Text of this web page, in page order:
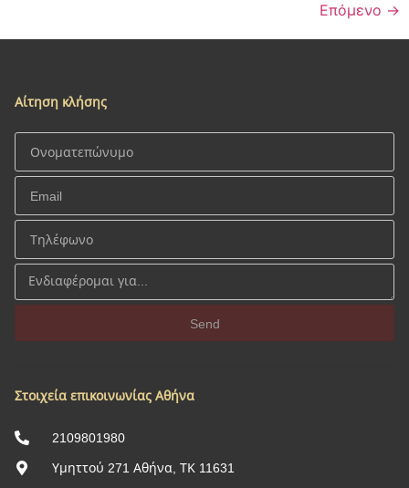
Επόμενο →
Στοιχεία επικοινωνίας Αθήνα
2109801980
Υμηττού 271 Αθήνα, ΤΚ 11631
Αίτηση κλήσης
Send